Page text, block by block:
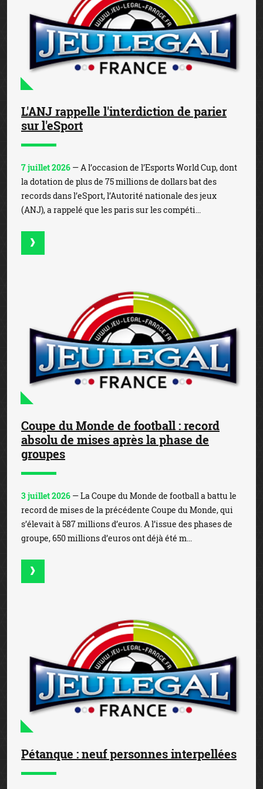
L'ANJ rappelle l'interdiction de parier
sur l'eSport
7 juillet 2026 — A l’occasion de l’Esports World Cup, dont
la dotation de plus de 75 millions de dollars bat des
records dans l’eSport, l’Autorité nationale des jeux
(ANJ), a rappelé que les paris sur les compéti...
Coupe du Monde de football : record
absolu de mises après la phase de
groupes
3 juillet 2026 — La Coupe du Monde de football a battu le
record de mises de la précédente Coupe du Monde, qui
s’élevait à 587 millions d’euros. A l’issue des phases de
groupe, 650 millions d’euros ont déjà été m...
Pétanque : neuf personnes interpellées